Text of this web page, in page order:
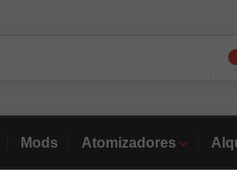
Mods Atomizadores